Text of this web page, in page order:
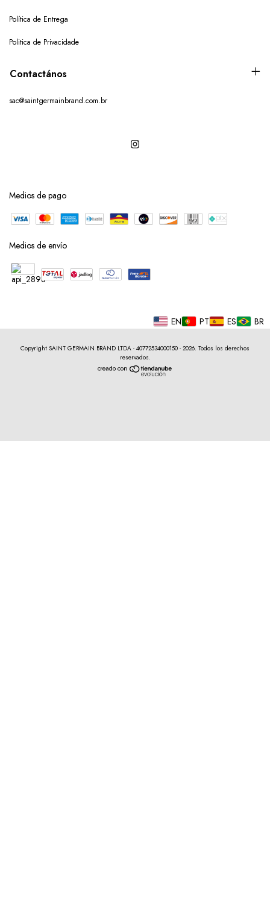
Política de Entrega
Politica de Privacidade
Contactános
sac@saintgermainbrand.com.br
Medios de pago
Medios de envío
EN PT ES BR
Copyright SAINT GERMAIN BRAND LTDA - 40772534000150 - 2026. Todos los derechos
reservados.